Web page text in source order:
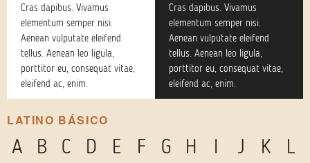
Cras dapibus. Vivamus
elementum semper nisi.
Aenean vulputate eleifend
tellus. Aenean leo ligula,
porttitor eu, consequat vitae,
eleifend ac, enim.
Cras dapibus. Vivamus
elementum semper nisi.
Aenean vulputate eleifend
tellus. Aenean leo ligula,
porttitor eu, consequat vitae,
eleifend ac, enim.
LATINO BÁSICO
A B C D E F G H I J K
L